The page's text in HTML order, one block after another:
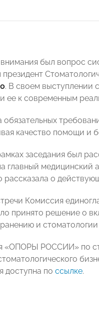
был вопрос
президент
. В своем выступлении
ее к современным
обязательных
качество помощи и
заседания был
главный медицинский
рассказала о
Комиссия
принято решение о
и
«ОПОРЫ РОССИИ» по
доступна по ссылке.